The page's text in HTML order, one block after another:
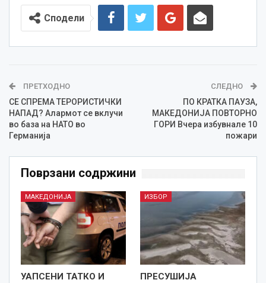
Сподели
ПРЕТХОДНО
СЕ СПРЕМА ТЕРОРИСТИЧКИ
НАПАД? Алармот се вклучи
во база на НАТО во
Германија
СЛЕДНО
ПО КРАТКА ПАУЗА,
МАКЕДОНИЈА ПОВТОРНО
ГОРИ Вчера избувнале 10
пожари
Поврзани содржини
МАКЕДОНИЈА
УАПСЕНИ ТАТКО И
ИЗБОР
ПРЕСУШИЈА